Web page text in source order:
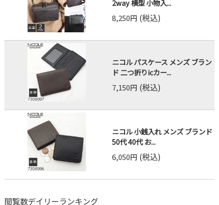
2way 横型 小物入...
8,250円 (税込)
ニコル パスケース メンズ ブラン
ド 二つ折りicカー...
7,150円 (税込)
ニコル 小銭入れ メンズ ブランド
50代 40代 お...
6,050円 (税込)
閲覧数デイリーランキング